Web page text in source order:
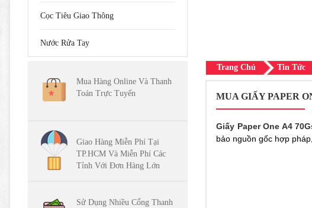
Cọc Tiêu Giao Thông
Nước Rửa Tay
Mua Hàng Online Và Thanh
Toán Trực Tuyến
Giao Hàng Miễn Phí Tại
TP.HCM Và Miễn Phí Các
Tỉnh Với Đơn Hàng Lớn
Sử Dụng Nhiều Cổng Thanh
Trang Chủ Tin Tức
MUA GIẤY PAPER
Giấy Paper One A4
bảo nguồn gốc hợp